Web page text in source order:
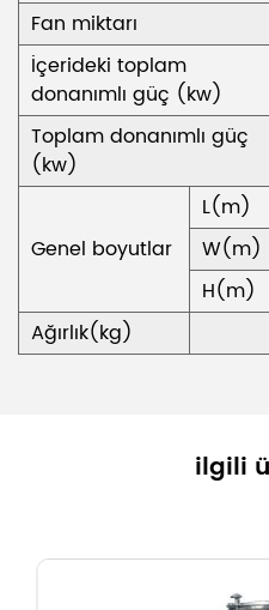
Fan miktarı
İçerideki toplam
donanımlı güç (kw)
Toplam donanımlı güç
(kw)
Genel boyutlar
L(m)
W(m)
H(m)
Ağırlık(kg)
ilgili